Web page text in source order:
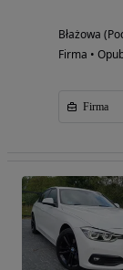
Błażowa
Firma •
Firma